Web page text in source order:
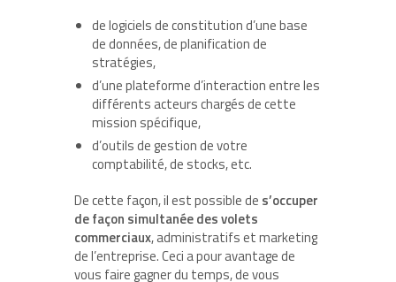
de logiciels de constitution d’une base
de données, de planification de
stratégies,
d’une plateforme d’interaction entre les
différents acteurs chargés de cette
mission spécifique,
d’outils de gestion de votre
comptabilité, de stocks, etc.
De cette façon, il est possible de s’occuper
de façon simultanée des volets
commerciaux, administratifs et marketing
de l’entreprise. Ceci a pour avantage de
vous faire gagner du temps, de vous